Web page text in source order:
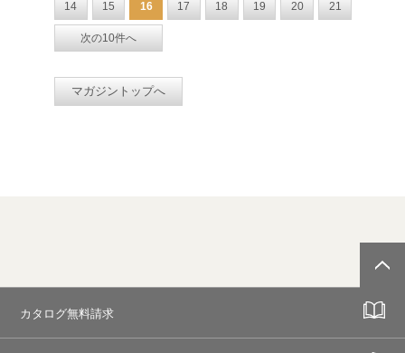
14 15 16 17 18 19 20 21
次の10件へ
マガジントップへ
カタログ無料請求